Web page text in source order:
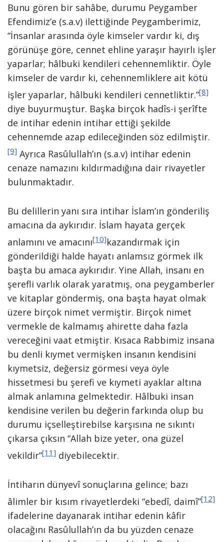
Bunu gören bir sahâbe, durumu Peygamber
Efendimiz’e (s.a.v) ilettiğinde Peygamberimiz,
“İnsanlar arasında öyle kimseler vardır ki, dış
görünüşe göre, cennet ehline yaraşır hayırlı işler
yaparlar; hâlbuki kendileri cehennemliktir. Öyle
kimseler de vardır ki, cehennemliklere ait kötü
işler yaparlar, hâlbuki kendileri cennetliktir.”[8]
diye buyurmuştur. Başka birçok hadîs-i şerîfte
de intihar edenin intihar ettiği şekilde
cehennemde azap edileceğinden söz edilmiştir.
[9] Ayrıca Rasûlullah’ın (s.a.v) intihar edenin
cenaze namazını kıldırmadığına dair rivayetler
bulunmaktadır.
Bu delillerin yanı sıra intihar İslam’ın gönderiliş
amacına da aykırıdır. İslam hayata gerçek
anlamını ve amacını[10]kazandırmak için
gönderildiği halde hayatı anlamsız görmek ilk
başta bu amaca aykırıdır. Yine Allah, insanı en
şerefli varlık olarak yaratmış, ona peygamberler
ve kitaplar göndermiş, ona başta hayat olmak
üzere birçok nimet vermiştir. Birçok nimet
vermekle de kalmamış ahirette daha fazla
vereceğini vaat etmiştir. Kısaca Rabbimiz insana
bu denli kıymet vermişken insanın kendisini
kıymetsiz, değersiz görmesi veya öyle
hissetmesi bu şerefi ve kıymeti ayaklar altına
almak anlamına gelmektedir. Hâlbuki insan
kendisine verilen bu değerin farkında olup bu
durumu içselleştirebilse karşısına ne sıkıntı
çıkarsa çıksın “Allah bize yeter, ona güzel
vekildir”[11] diyebilecektir.
İntiharın dünyevî sonuçlarına gelince; bazı
âlimler bir kısım rivayetlerdeki “ebedî, daimî”[12]
ifadelerine dayanarak intihar edenin kâfir
olacağını Rasûlullah’ın da bu yüzden cenaze